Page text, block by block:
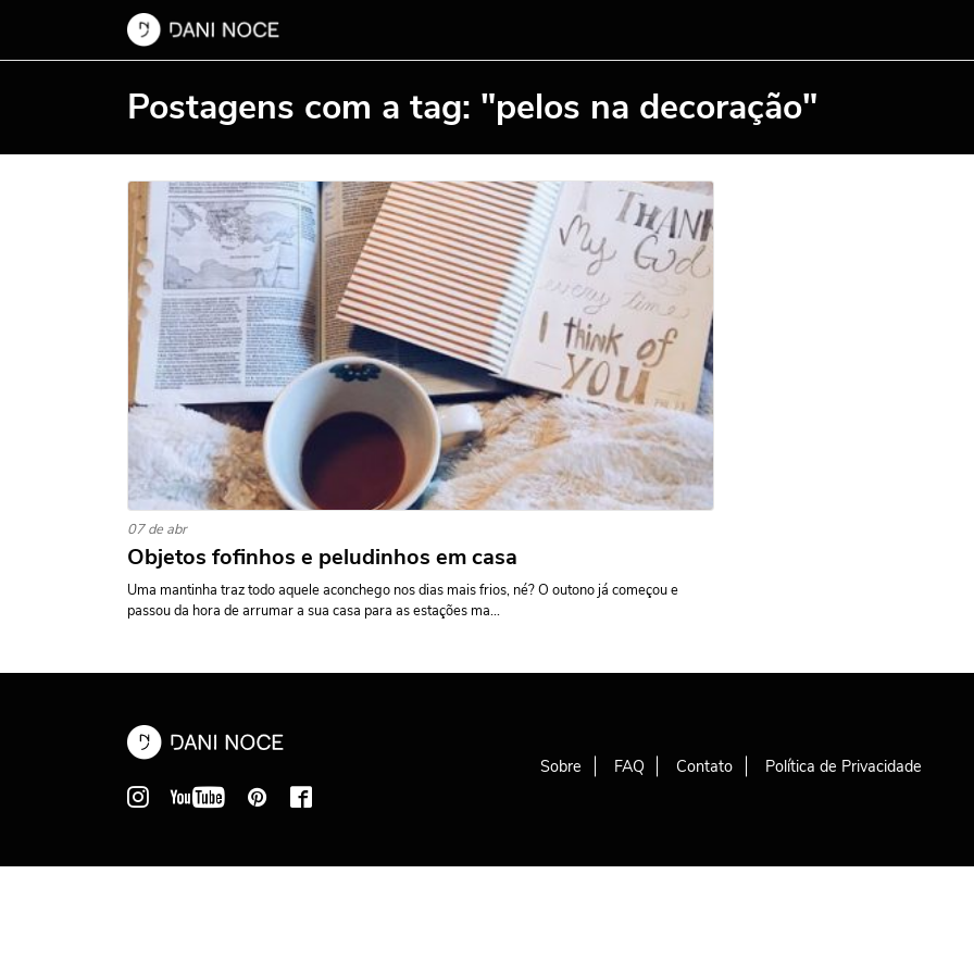
Postagens com a tag: "pelos na decoração"
07 de abr
Objetos fofinhos e peludinhos em casa
Uma mantinha traz todo aquele aconchego nos dias mais frios, né? O outono já começou e
passou da hora de arrumar a sua casa para as estações ma...
Sobre FAQ Contato Política de Privacidade